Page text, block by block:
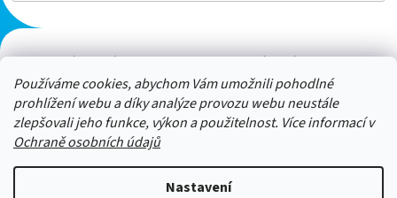
Používáme cookies, abychom Vám umožnili pohodlné
prohlížení webu a díky analýze provozu webu neustále
zlepšovali jeho funkce, výkon a použitelnost. Více informací v
Ochraně osobních údajů
Nastavení
Plazmový generátor.cz Heureka - hodnocení Solárne panely.sk
Parasite zapper